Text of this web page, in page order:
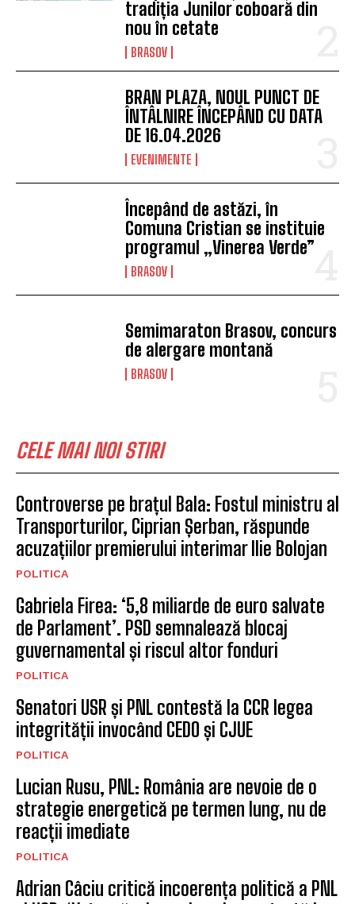
EVENIMENTE
O comunitate mai bine
pregătită: Groupama
instruiește șoferii RATBV în
acordarea primului ajutor,
prin programul „Salvatorii de
vieți”
Brașovul intră în sărbătoare:
încep Zilele Brașovului și
tradiția Junilor coboară din
nou în cetate
BRASOV
BRAN PLAZA, NOUL PUNCT DE
ÎNTÂLNIRE ÎNCEPÂND CU DATA
DE 16.04.2026
Începând de astăzi, în
Comuna Cristian se instituie
BRASOV
BRASOV
Controverse pe brațul Bala: Fostul ministru al
Transporturilor, Ciprian Șerban, răspunde
acuzațiilor premierului interimar Ilie Bolojan
POLITICA
Gabriela Firea: ‘5,8 miliarde de euro salvate
de Parlament’. PSD semnalează blocaj
guvernamental și riscul altor fonduri